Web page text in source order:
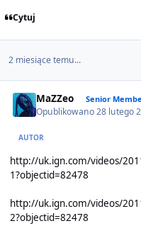
Cytuj
2 miesiące temu...
MaZZeo Senior
Opublikowano28 lutego
AUTOR
http://uk.ign.com/videos/
1?objectid=82478
http://uk.ign.com/videos/
2?objectid=82478